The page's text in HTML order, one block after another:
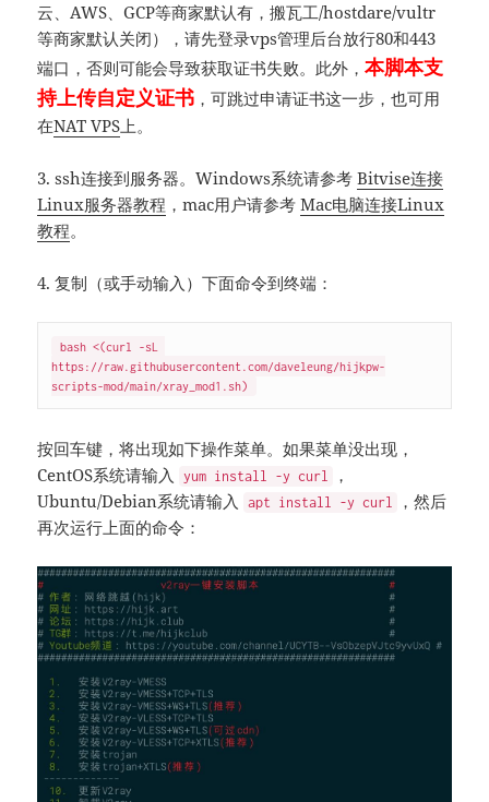
云、AWS、GCP等商家默认有，搬瓦工/hostdare/vultr
等商家默认关闭），请先登录vps管理后台放行80和443
端口，否则可能会导致获取证书失败。此外，本脚本支
持上传自定义证书 ，可跳过申请证书这一步，也可用
在NAT VPS上。
3. ssh连接到服务器。Windows系统请参考Bitvise连接
Linux服务器教程 ，mac用户请参考Mac电脑连接Linux
教程。
4. 复制（或手动输入）下面命令到终端：
bash <(curl -sL
https://raw.githubusercontent.com/daveleung/hijkpw-
scripts-mod/main/xray_mod1.sh)
按回车键，将出现如下操作菜单。如果菜单没出现，
CentOS系统请输入
yum install -y curl
，
Ubuntu/Debian系统请输入
apt install -y curl
，然后
再次运行上面的命令：